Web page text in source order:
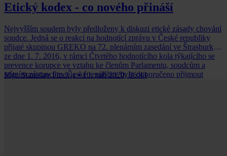
Etický kodex - co nového přináší
Nejvyšším soudem byly předloženy k diskuzi etické zásady chování
soudce. Jedná se o reakci na hodnotící zprávu v České republiky
přijaté skupinou GREKO na 72. plenárním zasedání ve Štrasburku
ze dne 1. 7. 2016, v rámci Čtvrtého hodnotícího kola týkajícího se
prevence korupce ve vztahu ke členům Parlamentu, soudcům a
státním zástupcům. České republice bylo doporučeno přijmout
Mgr. Stanislav Findejs • 10. září 2020, 06:43